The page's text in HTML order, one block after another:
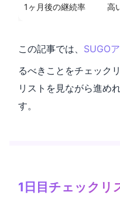
1ヶ月後の継続率 高
この記事では、 SUGO
るべきことをチェック
リストを見ながら進め
す。
1日目チェックリ